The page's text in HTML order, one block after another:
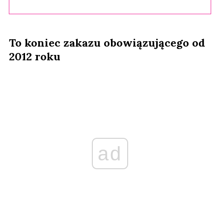
To koniec zakazu obowiązującego od
2012 roku
ad